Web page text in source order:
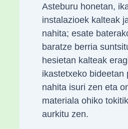
Asteburu honetan,
instalazioek kalteak
nahita; esate
baratze berria
hesietan kalteak
ikastetxeko bideetan
nahita isuri zen eta
materiala ohiko
aurkitu zen.